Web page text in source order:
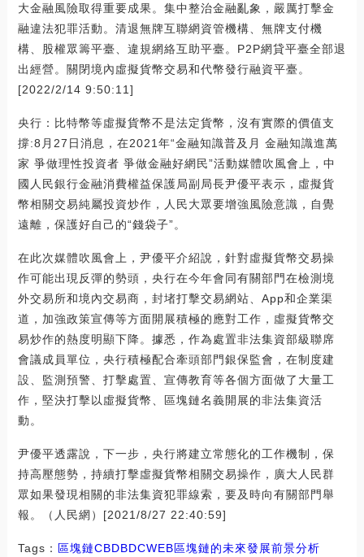
大金融風險取得重要成果。集中整治金融亂象，嚴厲打擊金
融違法犯罪活動。清退無牌互聯網資管機構、無牌支付機
構、股權眾籌平臺、違規網絡互助平臺。P2P網貸平臺全部退
出經營。關閉境內虛擬貨幣交易和代幣發行融資平臺。
[2022/2/14 9:50:11]
央行：比特幣等虛擬貨幣不是法定貨幣，沒有實際的價值支
撐:8月27日消息，在2021年“金融知識普及月 金融知識進萬
家 爭做理性投資者 爭做金融好網民”活動媒體吹風會上，中
國人民銀行金融消費權益保護局副局長尹優平表示，虛擬貨
幣相關交易純屬投資炒作，人民大眾要增強風險意識，自覺
遠離，保護好自己的“錢袋子”。
在此次媒體吹風會上，尹優平介紹說，針對虛擬貨幣交易操
作可能出現反彈的勢頭，央行在今年會同有關部門在檢測境
外交易所和境內交易商，封堵打擊交易網站、App和企業渠
道，加強政策宣傳等方面開展積極的應對工作，虛擬貨幣交
易炒作的熱度明顯下降。據悉，作為處置非法集資部級聯席
會議成員單位，央行積極配合牽頭部門銀保監會，在制度建
設、監測預警、打擊處置、宣傳教育等各個方面做了大量工
作，堅決打擊以虛擬貨幣、區塊鏈名義開展的非法集資活
動。
尹優平透露說，下一步，央行將建立常態化的工作機制，保
持高壓態勢，持續打擊虛擬貨幣相關交易操作，廣大人民群
眾如果發現相關的非法集資犯罪線索，要及時向有關部門舉
報。（人民網）[2021/8/27 22:40:59]
Tags： 區塊鏈CBDBDCWEB區塊鏈的未來發展前景分析